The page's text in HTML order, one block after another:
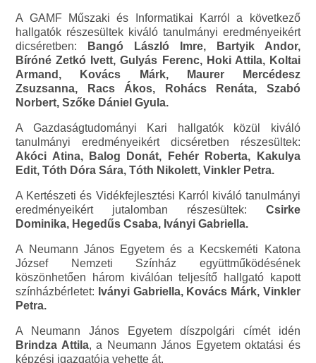
A GAMF Műszaki és Informatikai Karról a következő
hallgatók részesültek kiváló tanulmányi eredményeikért
dicséretben:
Bangó László Imre, Bartyik Andor,
Bíróné Zetkó Ivett, Gulyás Ferenc, Hoki Attila, Koltai
Armand, Kovács Márk, Maurer Mercédesz
Zsuzsanna, Racs Ákos, Rohács Renáta, Szabó
Norbert, Szőke Dániel Gyula.
A Gazdaságtudományi Kari hallgatók közül kiváló
tanulmányi eredményeikért dicséretben részesültek:
Akóci Atina, Balog Donát, Fehér Roberta, Kakulya
Edit, Tóth Dóra Sára, Tóth Nikolett, Vinkler Petra.
A Kertészeti és Vidékfejlesztési Karról kiváló tanulmányi
eredményeikért jutalomban részesültek: Csirke
Dominika, Hegedűs Csaba, Iványi Gabriella.
A Neumann János Egyetem és a Kecskeméti Katona
József Nemzeti Színház együttműködésének
köszönhetően három kiválóan teljesítő hallgató kapott
színházbérletet: Iványi Gabriella, Kovács Márk, Vinkler
Petra.
A Neumann János Egyetem díszpolgári címét idén
Brindza Attila, a Neumann János Egyetem oktatási és
képzési igazgatója vehette át.